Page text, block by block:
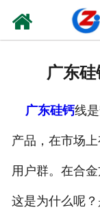
广东
广东硅钙线
产品，在市场
用户群。在合金
这是为什么呢